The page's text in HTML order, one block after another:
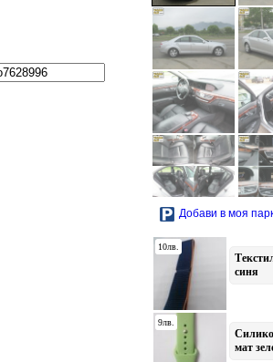
Добави в моя